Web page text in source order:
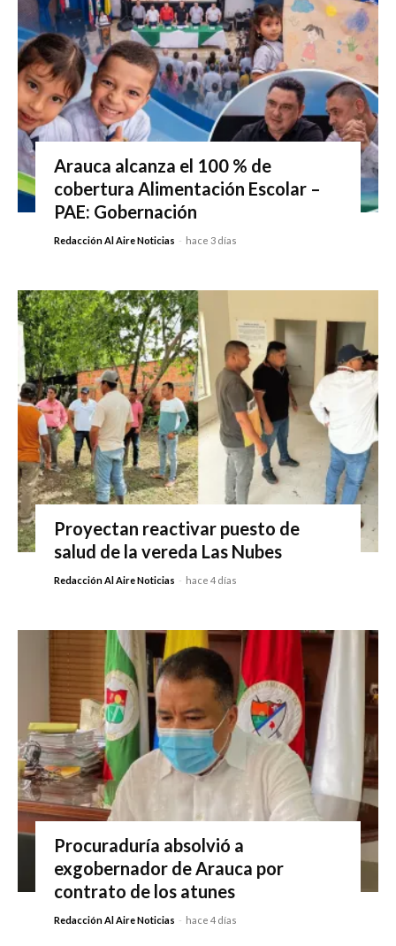
Arauca alcanza el 100 % de
cobertura Alimentación Escolar –
PAE: Gobernación
Redacción Al Aire Noticias - hace 3 días
Proyectan reactivar puesto de
salud de la vereda Las Nubes
Redacción Al Aire Noticias - hace 4 días
Procuraduría absolvió a
exgobernador de Arauca por
contrato de los atunes
Redacción Al Aire Noticias - hace 4 días